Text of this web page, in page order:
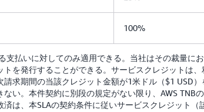
100%
支払いに対してのみ適用できる。当社はその裁量に
を発行することができる。サービスクレジットは
求期間の当該クレジット金額が1米ドル（$1 USD
い。本件契約に別段の規定がない限り、AWS TNB
は、本SLAの契約条件に従いサービスクレジット（